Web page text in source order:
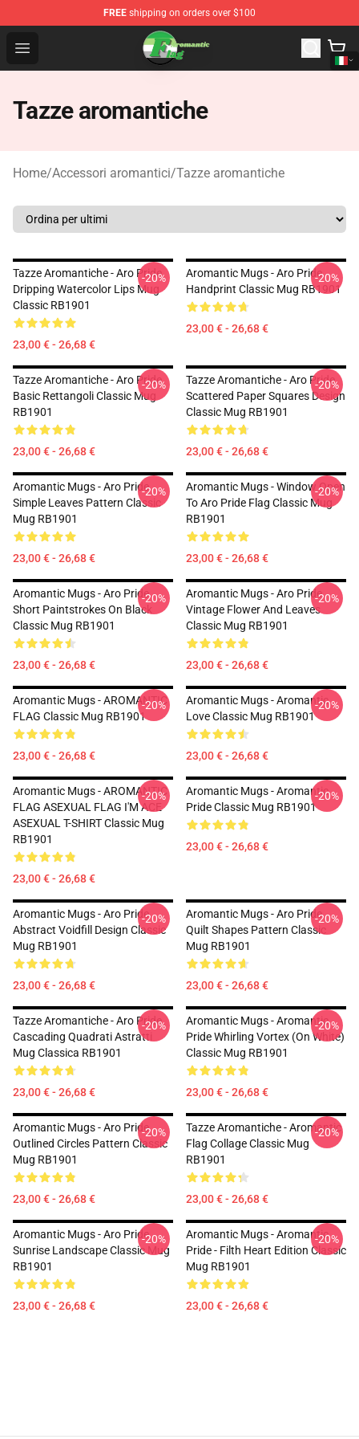
FREE shipping on orders over $100
Open menu
Aromantic Flag Shop - The Best Store of Aromantic Flag
Tazze aromantiche
Home/Accessori aromantici/Tazze aromantiche
Tazze Aromantiche - Aro Pride
Dripping Watercolor Lips Mug
Classic RB1901
23,00 € - 26,68 €
-20%
Aromantic Mugs - Aro Pride
Handprint Classic Mug RB1901
23,00 € - 26,68 €
-20%
Tazze Aromantiche - Aro Pride
Basic Rettangoli Classic Mug
RB1901
23,00 € - 26,68 €
-20%
Tazze Aromantiche - Aro Pride
Scattered Paper Squares Design
Classic Mug RB1901
23,00 € - 26,68 €
-20%
Aromantic Mugs - Aro Pride
Simple Leaves Pattern Classic
Mug RB1901
23,00 € - 26,68 €
-20%
Aromantic Mugs - Window Open
To Aro Pride Flag Classic Mug
RB1901
23,00 € - 26,68 €
-20%
Aromantic Mugs - Aro Pride
Short Paintstrokes On Black
Classic Mug RB1901
23,00 € - 26,68 €
-20%
Aromantic Mugs - Aro Pride
Vintage Flower And Leaves
Classic Mug RB1901
23,00 € - 26,68 €
-20%
Aromantic Mugs - AROMANTIC
FLAG Classic Mug RB1901
23,00 € - 26,68 €
-20%
Aromantic Mugs - Aromantic
Love Classic Mug RB1901
23,00 € - 26,68 €
-20%
Aromantic Mugs - AROMANTIC
FLAG ASEXUAL FLAG I'M ACE
ASEXUAL T-SHIRT Classic Mug
RB1901
23,00 € - 26,68 €
-20%
Aromantic Mugs - Aromantic
Pride Classic Mug RB1901
23,00 € - 26,68 €
-20%
Aromantic Mugs - Aro Pride
Abstract Voidfill Design Classic
Mug RB1901
23,00 € - 26,68 €
-20%
Aromantic Mugs - Aro Pride
Quilt Shapes Pattern Classic
Mug RB1901
23,00 € - 26,68 €
-20%
Tazze Aromantiche - Aro Pride
Cascading Quadrati Astratti
Mug Classica RB1901
23,00 € - 26,68 €
-20%
Aromantic Mugs - Aromantic
Pride Whirling Vortex (On White)
Classic Mug RB1901
23,00 € - 26,68 €
-20%
Aromantic Mugs - Aro Pride
Outlined Circles Pattern Classic
Mug RB1901
23,00 € - 26,68 €
-20%
Tazze Aromantiche - Aromantic
Flag Collage Classic Mug
RB1901
23,00 € - 26,68 €
-20%
Aromantic Mugs - Aro Pride
Sunrise Landscape Classic Mug
RB1901
23,00 € - 26,68 €
-20%
Aromantic Mugs - Aromantic
Pride - Filth Heart Edition Classic
Mug RB1901
23,00 € - 26,68 €
-20%